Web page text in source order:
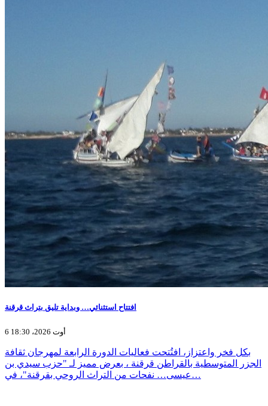
افتتاح استثنائي… وبداية تليق بتراث قرقنة
6 أوت 2026، 18:30
بكل فخر واعتزاز، افتُتحت فعاليات الدورة الرابعة لمهرجان ثقافة
الجزر المتوسطية بالقراطن قرقنة ، بعرض مميز لـ "حزب سيدي بن
عيسى… نفحات من التراث الروحي بقرقنة"، في…